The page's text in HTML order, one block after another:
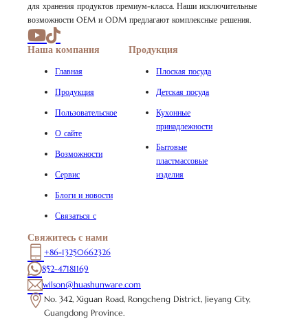
для хранения продуктов премиум-класса. Наши исключительные
возможности OEM и ODM предлагают комплексные решения.
Наша компания
Главная
Продукция
Пользовательское
О сайте
Возможности
Сервис
Блоги и новости
Связаться с
Продукция
Плоская посуда
Детская посуда
Кухонные
принадлежности
Бытовые
пластмассовые
изделия
Свяжитесь с нами
+86-13250662326
852-47181169
wilson@huashunware.com
No. 342, Xiguan Road, Rongcheng District, Jieyang City,
Guangdong Province.